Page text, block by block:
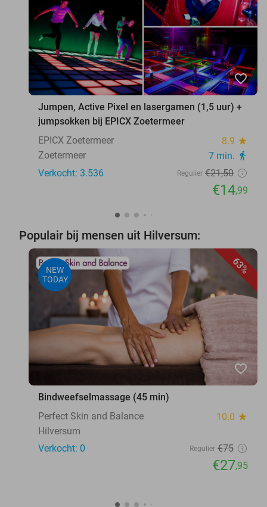
favorite_border
Jumpen, Active Pixel en lasergamen (1,5 uur) +
jumpsokken bij EPICX Zoetermeer
EPICX Zoetermeer
8.9 star
Zoetermeer 7 min. directions_walk
Verkocht: 3.536 Regulier €21,50
€14,99
Populair bij mensen uit Hilversum:
63%
NEW
TODAY
favorite_border
Bindweefselmassage (45 min)
Perfect Skin and Balance
10.0 star
Hilversum
Verkocht: 0
Regulier €75
€27,95